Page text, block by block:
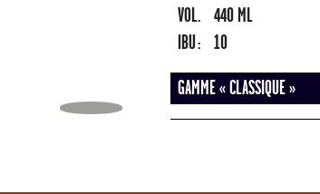
VOL.
440 ML
IBU :
10
GAMME « CLASSIQUE »